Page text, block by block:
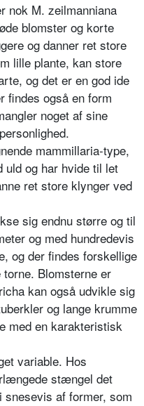
nok M. zeilman­niana
blomster og korte
og danner ret store
lille plante, kan store
og det er en god ide
findes også en form
noget af sine
mammillaria-type,
og har hvide til let
ret store klynger ved
sig endnu større og til
og med hundredevis
og der findes for­skellige
Blomsterne er
kan også udvikle sig
og lange krumme
med en karakteri­stisk
variable. Hos
stængel det
af former, som